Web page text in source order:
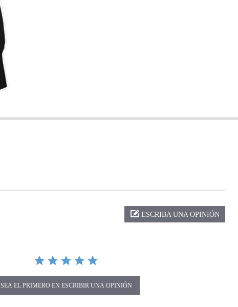
ESCRIBA UNA OPINIÓN
SEA EL PRIMERO EN ESCRIBIR UNA OPINIÓN